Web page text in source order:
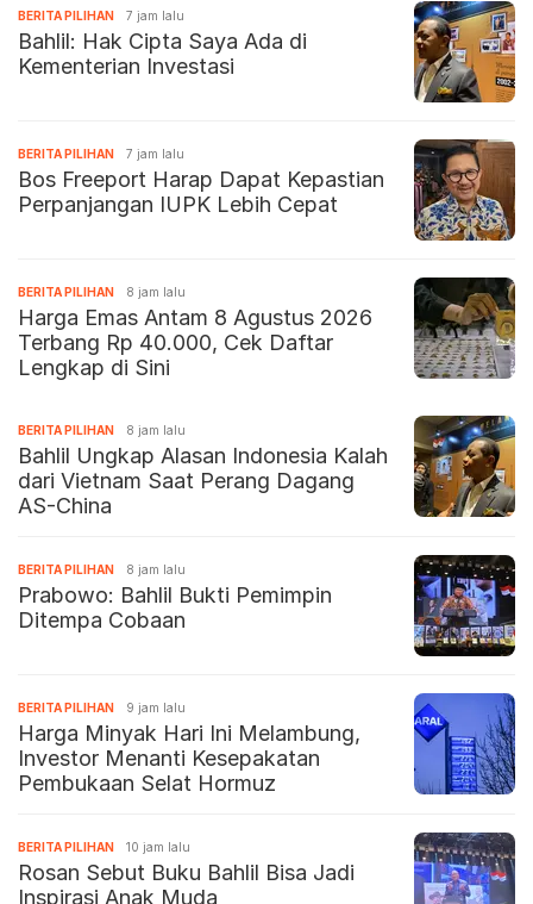
BERITA PILIHAN 7 jam lalu
Bahlil: Hak Cipta Saya Ada di
Kementerian Investasi
BERITA PILIHAN 7 jam lalu
Bos Freeport Harap Dapat Kepastian
Perpanjangan IUPK Lebih Cepat
BERITA PILIHAN 8 jam lalu
Harga Emas Antam 8 Agustus 2026
Terbang Rp 40.000, Cek Daftar
Lengkap di Sini
BERITA PILIHAN 8 jam lalu
Bahlil Ungkap Alasan Indonesia Kalah
dari Vietnam Saat Perang Dagang
AS-China
BERITA PILIHAN 8 jam lalu
Prabowo: Bahlil Bukti Pemimpin
Ditempa Cobaan
BERITA PILIHAN 9 jam lalu
Harga Minyak Hari Ini Melambung,
Investor Menanti Kesepakatan
Pembukaan Selat Hormuz
BERITA PILIHAN 10 jam lalu
Rosan Sebut Buku Bahlil Bisa Jadi
Inspirasi Anak Muda